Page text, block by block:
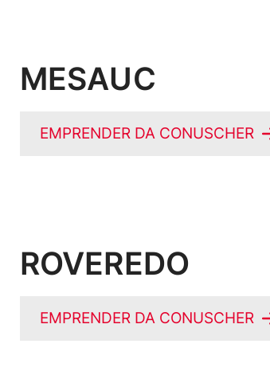
MESAUC
EMPRENDER DA CONUSCHER
ROVEREDO
EMPRENDER DA CONUSCHER